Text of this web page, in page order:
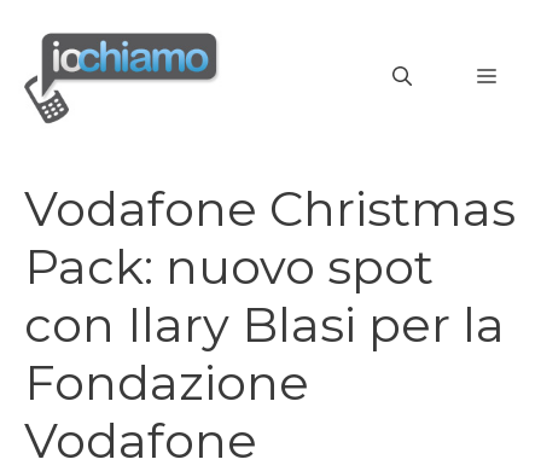
contenuto
Vodafone Christmas
Pack: nuovo spot
con Ilary Blasi per la
Fondazione
Vodafone